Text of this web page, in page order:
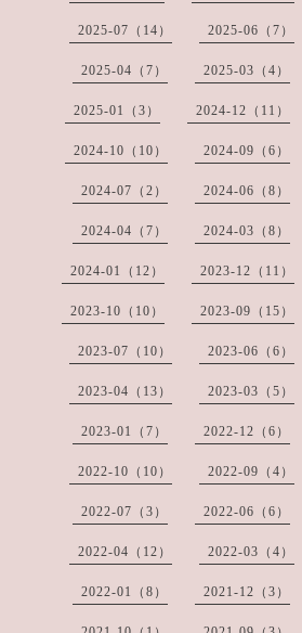
2025-07（14） 2025-06（7）
2025-04（7） 2025-03（4）
2025-01（3） 2024-12（11）
2024-10（10） 2024-09（6）
2024-07（2） 2024-06（8）
2024-04（7） 2024-03（8）
2024-01（12） 2023-12（11）
2023-10（10） 2023-09（15）
2023-07（10） 2023-06（6）
2023-04（13） 2023-03（5）
2023-01（7） 2022-12（6）
2022-10（10） 2022-09（4）
2022-07（3） 2022-06（6）
2022-04（12） 2022-03（4）
2022-01（8） 2021-12（3）